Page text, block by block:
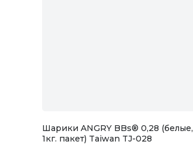
Шарики ANGRY BBs® 0,28 (белые,
1кг. пакет) Taiwan TJ-028